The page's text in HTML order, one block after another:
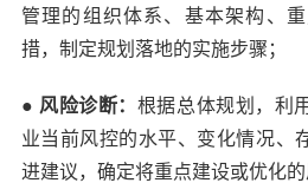
管理的组织体系、基本架构、
措，制定规划落地的实施步骤；
● 风险诊断： 根据总体规划，利
业当前风控的水平、变化情况、
进建议，确定将重点建设或优化的